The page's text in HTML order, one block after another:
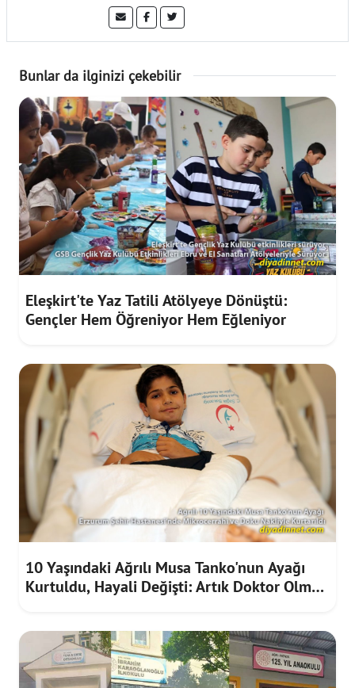
Bunlar da ilginizi çekebilir
Eleşkirt'te Yaz Tatili Atölyeye Dönüştü:
Gençler Hem Öğreniyor Hem Eğleniyor
10 Yaşındaki Ağrılı Musa Tanko'nun Ayağı
Kurtuldu, Hayali Değişti: Artık Doktor Olmak